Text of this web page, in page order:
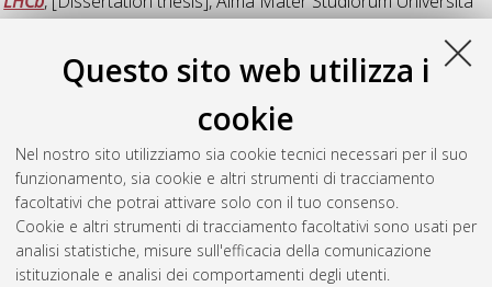
Questo sito web utilizza i
cookie
Nel nostro sito utilizziamo sia cookie tecnici necessari per il suo
funzionamento, sia cookie e altri strumenti di tracciamento
facoltativi che potrai attivare solo con il tuo consenso.
Cookie e altri strumenti di tracciamento facoltativi sono usati per
analisi statistiche, misure sull'efficacia della comunicazione
istituzionale e analisi dei comportamenti degli utenti.
di Bologna. Dottorato di ricerca inFisica, 34 Ciclo. DOI
Villa, Andrea (2024) Measurement of integrated CP
asymmetries in Lb0->ph− decays with the full Run 1+2 dataset
, [Dissertation thesis], Alma Mater Studiorum
Università di Bologna. Dottorato di ricerca inFisica , 36 Ciclo.
DOI 10.48676/unibo/amsdottorato/11419.
Questa lista e' stata generata ilSat Aug 8 20:45:19 2026